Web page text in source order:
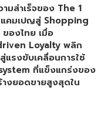
ามสำเร็จของ The 1
คมเปญสู่ Shopping
องไทย เมื่อ
Loyalty พลิก
แรงขับเคลื่อนการใช้
ที่แข็งแกร่งของ
งยอดขายสูงสุดใน